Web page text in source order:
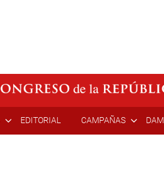
EDITORIAL CAMPAÑAS